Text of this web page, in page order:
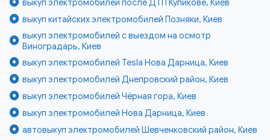
выкуп электромобилей после ДТП Куликове, Киев
выкуп китайских электромобилей Позняки, Киев
выкуп электромобилей с выездом на осмотр
Виноградарь, Киев
выкуп электромобилей Tesla Нова Дарница, Киев
выкуп электромобилей Днепровский район, Киев
выкуп электромобилей Чёрная гора, Киев
выкуп электромобилей Нова Дарница, Киев
автовыкуп электромобилей Шевченковский район, Киев